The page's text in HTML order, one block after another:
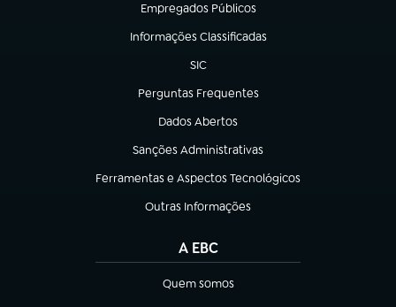
Empregados Públicos
(abre em nova aba)
Informações Classificadas
(abre em nova aba)
SIC
(abre em nova aba)
Perguntas Frequentes
(abre em nova aba)
Dados Abertos
(abre em nova aba)
Sanções Administrativas
(abre em nova aba)
Ferramentas e Aspectos Tecnológicos
(abre em nova aba)
Outras Informações
(abre em nova aba)
A EBC
Quem somos
(abre em nova aba)